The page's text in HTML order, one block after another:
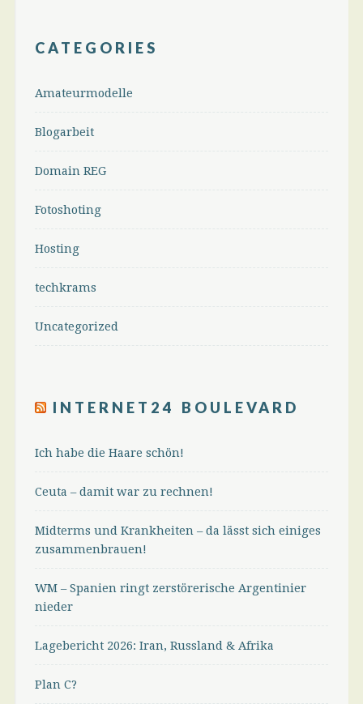
CATEGORIES
Amateurmodelle
Blogarbeit
Domain REG
Fotoshoting
Hosting
techkrams
Uncategorized
INTERNET24 BOULEVARD
Ich habe die Haare schön!
Ceuta – damit war zu rechnen!
Midterms und Krankheiten – da lässt sich einiges
zusammenbrauen!
WM – Spanien ringt zerstörerische Argentinier
nieder
Lagebericht 2026: Iran, Russland & Afrika
Plan C?